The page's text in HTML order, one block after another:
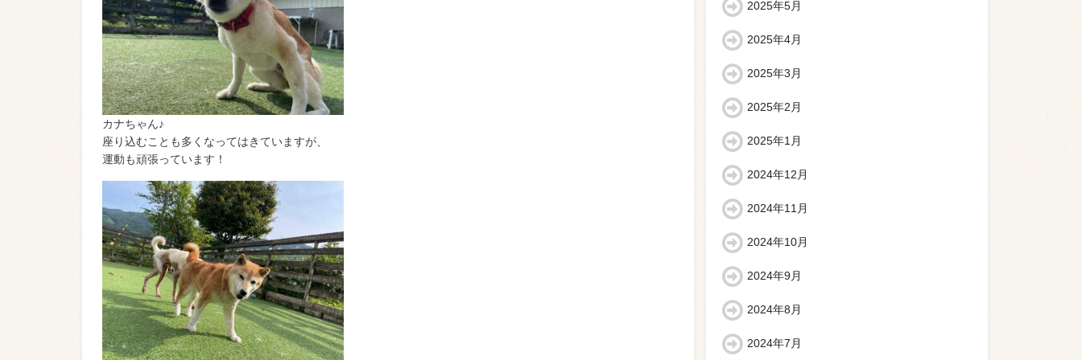
カナちゃん♪
座り込むことも多くなってはきていますが、
運動も頑張っています！
2025年5月
2025年4月
2025年3月
2025年2月
2025年1月
2024年12月
2024年11月
2024年10月
2024年9月
2024年8月
2024年7月